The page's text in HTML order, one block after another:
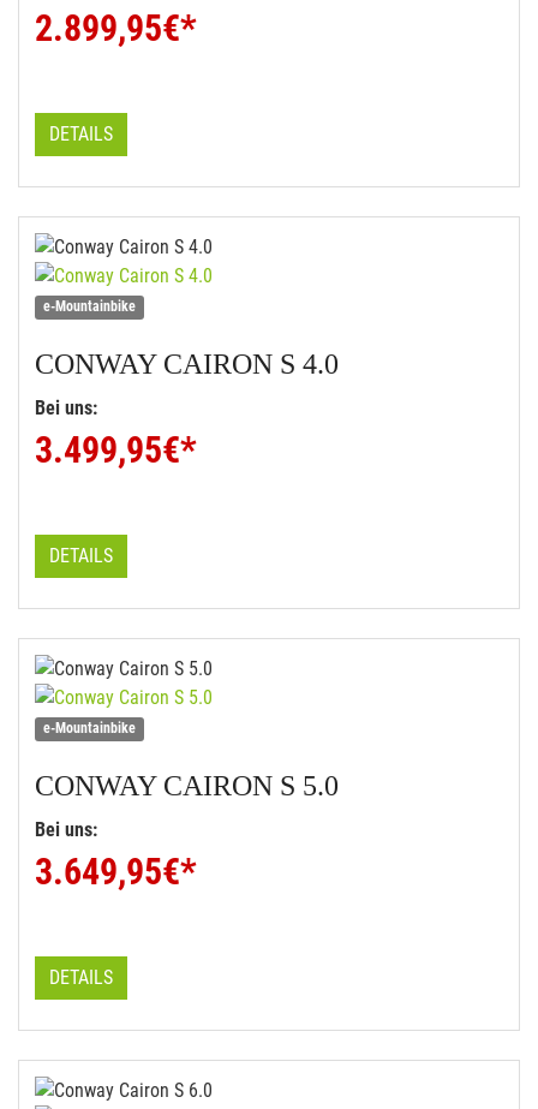
2.899,95€*
DETAILS
e-Mountainbike
CONWAYCAIRON S 4.0
Bei uns:
3.499,95€*
DETAILS
e-Mountainbike
CONWAYCAIRON S 5.0
Bei uns:
3.649,95€*
DETAILS